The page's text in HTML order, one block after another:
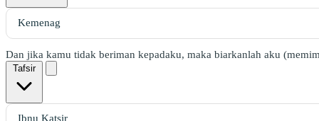
Dan jika kamu tidak beriman kepadaku, maka biarkanlah aku
Tafsir